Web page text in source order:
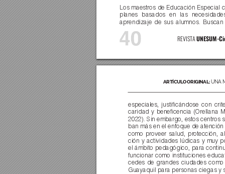
REVISTA UNESUM-
40
Los maestros de Educación Especial
planes basados en las
aprendizaje de sus alumnos. Buscan
especiales, justiﬁcándose con
caridad y beneﬁcencia (Orellana
2022). Sin embargo, estos centros
ban más en el enfoque de
como proveer salud, protección,
ción y actividades lúdicas y muy
el ámbito pedagógico, para
funcionar como instituciones
cedes de grandes ciudades
Guayaquil para personas ciegas y
ARTÍCULO ORIGINAL: UNA